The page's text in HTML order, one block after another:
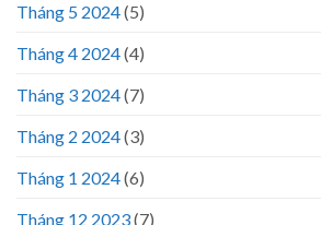
Tháng 5 2024(5)
Tháng 4 2024(4)
Tháng 3 2024(7)
Tháng 2 2024(3)
Tháng 1 2024(6)
Tháng 12 2023(7)